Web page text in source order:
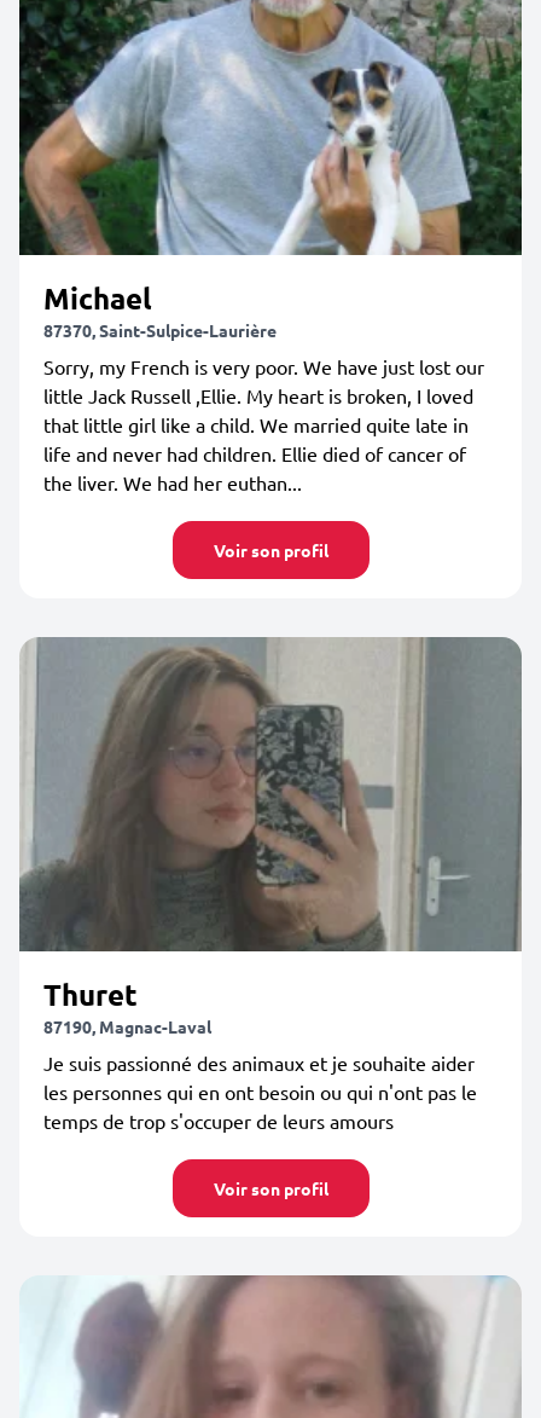
Michael
87370, Saint-Sulpice-Laurière
Sorry, my French is very poor. We have just lost our
little Jack Russell ,Ellie. My heart is broken, I loved
that little girl like a child. We married quite late in
life and never had children. Ellie died of cancer of
the liver. We had her euthan...
Voir son profil
Thuret
87190, Magnac-Laval
Je suis passionné des animaux et je souhaite aider
les personnes qui en ont besoin ou qui n'ont pas le
temps de trop s'occuper de leurs amours
Voir son profil